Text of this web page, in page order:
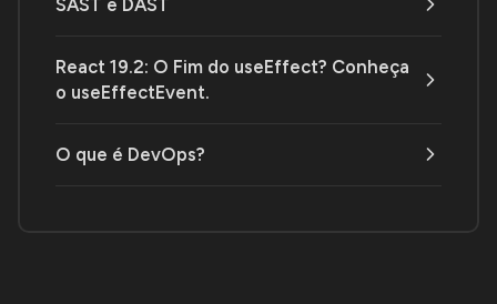
React 19.2: O Fim do useEffect? Conheça
o useEffectEvent.
O que é DevOps?